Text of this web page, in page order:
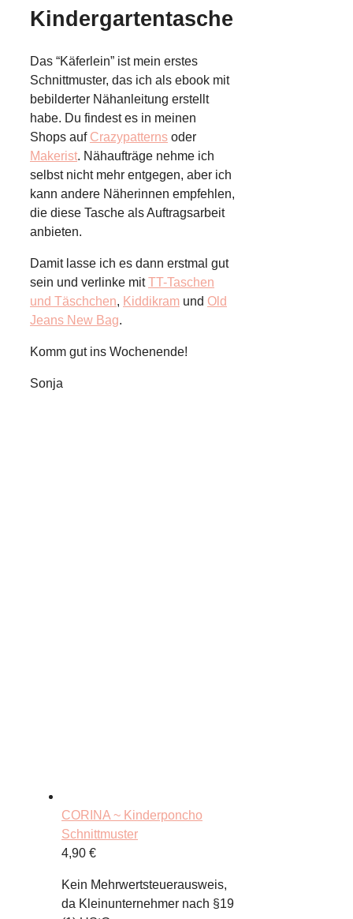
Kindergartentasche
Das “Käferlein” ist mein erstes
Schnittmuster, das ich als ebook mit
bebilderter Nähanleitung erstellt
habe. Du findest es in meinen
Shops auf Crazypatterns oder
Makerist. Nähaufträge nehme ich
selbst nicht mehr entgegen, aber ich
kann andere Näherinnen empfehlen,
die diese Tasche als Auftragsarbeit
anbieten.
Damit lasse ich es dann erstmal gut
sein und verlinke mitTT-Taschen
und Täschchen, Kiddikram und Old
Jeans New Bag.
Komm gut ins Wochenende!
Sonja
CORINA ~ Kinderponcho
Schnittmuster
4,90 €
Kein Mehrwertsteuerausweis,
da Kleinunternehmer nach §19